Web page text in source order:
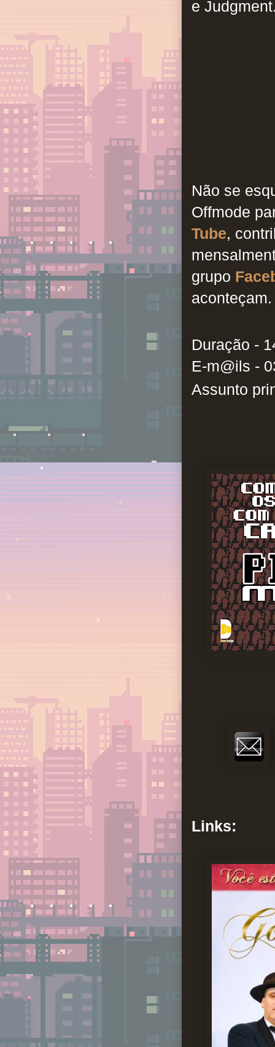
e
Não se
Offmode
Tube,
grupo
aconteçam.
Duração -
E-m@ils -
Assunto
Links: